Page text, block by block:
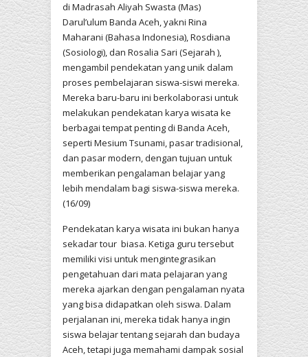
di Madrasah Aliyah Swasta (Mas)
Darul’ulum Banda Aceh, yakni Rina
Maharani (Bahasa Indonesia), Rosdiana
(Sosiologi), dan Rosalia Sari (Sejarah ),
mengambil pendekatan yang unik dalam
proses pembelajaran siswa-siswi mereka.
Mereka baru-baru ini berkolaborasi untuk
melakukan pendekatan karya wisata ke
berbagai tempat penting di Banda Aceh,
seperti Mesium Tsunami, pasar tradisional,
dan pasar modern, dengan tujuan untuk
memberikan pengalaman belajar yang
lebih mendalam bagi siswa-siswa mereka.
(16/09)
Pendekatan karya wisata ini bukan hanya
sekadar tour biasa. Ketiga guru tersebut
memiliki visi untuk mengintegrasikan
pengetahuan dari mata pelajaran yang
mereka ajarkan dengan pengalaman nyata
yang bisa didapatkan oleh siswa. Dalam
perjalanan ini, mereka tidak hanya ingin
siswa belajar tentang sejarah dan budaya
Aceh, tetapi juga memahami dampak sosial